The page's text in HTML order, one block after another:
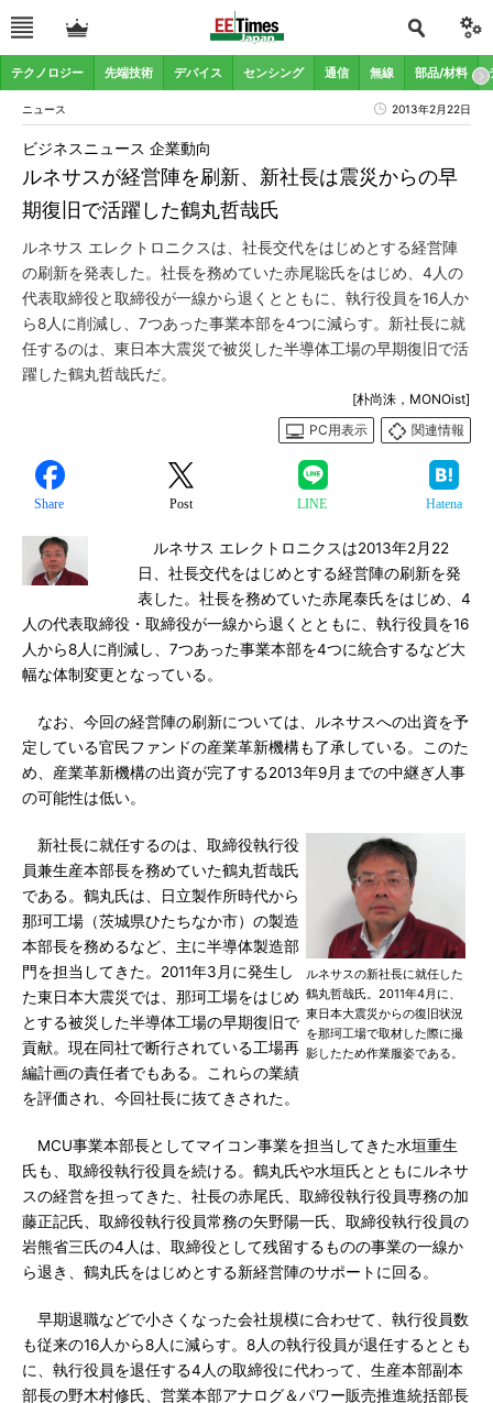
テクノロジー 先端技術 デバイス センシング 通信 無線 部品/材料
ニュース 2013年2月22日
ルネサスが経営陣を刷新、新社長は震災からの早
期復旧で活躍した鶴丸哲哉氏
ビジネスニュース 企業動向
ルネサス エレクトロニクスは、社長交代をはじめとする経営陣
の刷新を発表した。社長を務めていた赤尾聡氏をはじめ、4人の
代表取締役と取締役が一線から退くとともに、執行役員を16人か
ら8人に削減し、7つあった事業本部を4つに減らす。新社長に就
任するのは、東日本大震災で被災した半導体工場の早期復旧で活
躍した鶴丸哲哉氏だ。
[朴尚洙，MONOist]
PC用表示
関連情報
Share Post LINE Hatena
ルネサス エレクトロニクスは2013年2月22
日、社長交代をはじめとする経営陣の刷新を発
表した。社長を務めていた赤尾泰氏をはじめ、4
人の代表取締役・取締役が一線から退くとともに、執行役員を16
人から8人に削減し、7つあった事業本部を4つに統合するなど大
幅な体制変更となっている。
なお、今回の経営陣の刷新については、ルネサスへの出資を予
定している官民ファンドの産業革新機構も了承している。このた
め、産業革新機構の出資が完了する2013年9月までの中継ぎ人事
の可能性は低い。
ルネサスの新社長に就任した
鶴丸哲哉氏。2011年4月に、
東日本大震災からの復旧状況
を那珂工場で取材した際に撮
影したため作業服姿である。
新社長に就任するのは、取締役執行役
員兼生産本部長を務めていた鶴丸哲哉氏
である。鶴丸氏は、日立製作所時代から
那珂工場（茨城県ひたちなか市）の製造
本部長を務めるなど、主に半導体製造部
門を担当してきた。2011年3月に発生し
た東日本大震災では、那珂工場をはじめ
とする被災した半導体工場の早期復旧で
貢献。現在同社で断行されている工場再
編計画の責任者でもある。これらの業績
を評価され、今回社長に抜てきされた。
MCU事業本部長としてマイコン事業を担当してきた水垣重生
氏も、取締役執行役員を続ける。鶴丸氏や水垣氏とともにルネサ
スの経営を担ってきた、社長の赤尾氏、取締役執行役員専務の加
藤正記氏、取締役執行役員常務の矢野陽一氏、取締役執行役員の
岩熊省三氏の4人は、取締役として残留するものの事業の一線か
ら退き、鶴丸氏をはじめとする新経営陣のサポートに回る。
早期退職などで小さくなった会社規模に合わせて、執行役員数
も従来の16人から8人に減らす。8人の執行役員が退任するととも
に、執行役員を退任する4人の取締役に代わって、生産本部副本
部長の野木村修氏、営業本部アナログ＆パワー販売推進統括部長